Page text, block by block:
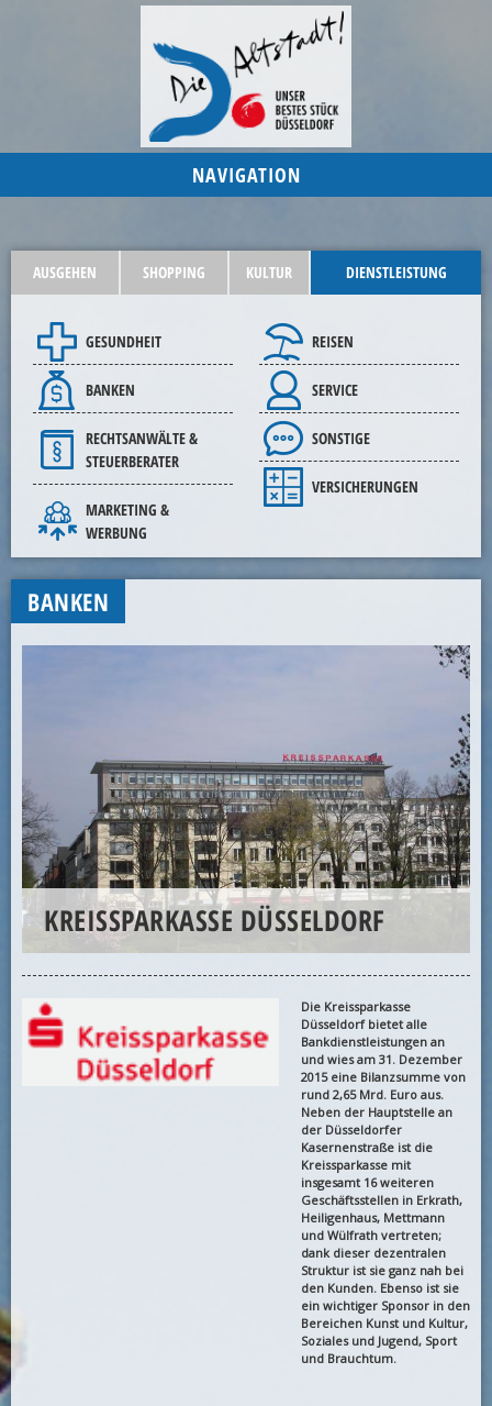
NAVIGATION
AUSGEHEN SHOPPING KULTUR DIENSTLEISTUNG
GESUNDHEIT
BANKEN
RECHTSANWÄLTE &
STEUERBERATER
MARKETING &
WERBUNG
REISEN
SERVICE
SONSTIGE
VERSICHERUNGEN
BANKEN
KREISSPARKASSE DÜSSELDORF
Die Kreissparkasse
Düsseldorf bietet alle
Bankdienstleistungen an
und wies am 31. Dezember
2015 eine Bilanzsumme von
rund 2,65 Mrd. Euro aus.
Neben der Hauptstelle an
der Düsseldorfer
Kasernenstraße ist die
Kreissparkasse mit
insgesamt 16 weiteren
Geschäftsstellen in Erkrath,
Heiligenhaus, Mettmann
und Wülfrath vertreten;
dank dieser dezentralen
Struktur ist sie ganz nah bei
den Kunden. Ebenso ist sie
ein wichtiger Sponsor in den
Bereichen Kunst und Kultur,
Soziales und Jugend, Sport
und Brauchtum.